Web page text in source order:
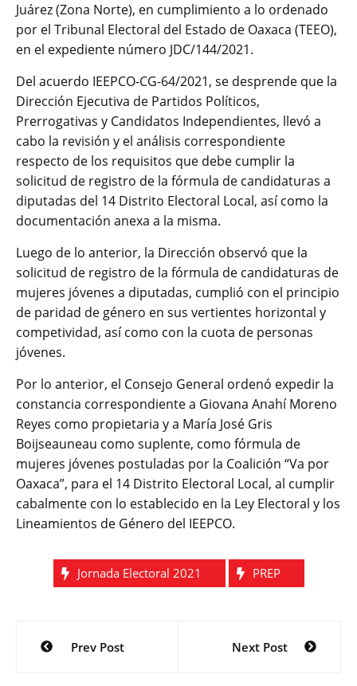
Juárez (Zona Norte), en cumplimiento a lo ordenado
por el Tribunal Electoral del Estado de Oaxaca (TEEO),
en el expediente número JDC/144/2021.
Del acuerdo IEEPCO-CG-64/2021, se desprende que la
Dirección Ejecutiva de Partidos Políticos,
Prerrogativas y Candidatos Independientes, llevó a
cabo la revisión y el análisis correspondiente
respecto de los requisitos que debe cumplir la
solicitud de registro de la fórmula de candidaturas a
diputadas del 14 Distrito Electoral Local, así como la
documentación anexa a la misma.
Luego de lo anterior, la Dirección observó que la
solicitud de registro de la fórmula de candidaturas de
mujeres jóvenes a diputadas, cumplió con el principio
de paridad de género en sus vertientes horizontal y
competividad, así como con la cuota de personas
jóvenes.
Por lo anterior, el Consejo General ordenó expedir la
constancia correspondiente a Giovana Anahí Moreno
Reyes como propietaria y a María José Gris
Boijseauneau como suplente, como fórmula de
mujeres jóvenes postuladas por la Coalición “Va por
Oaxaca”, para el 14 Distrito Electoral Local, al cumplir
cabalmente con lo establecido en la Ley Electoral y los
Lineamientos de Género del IEEPCO.
Jornada Electoral 2021 PREP
Navegación
Prev Post Next Post